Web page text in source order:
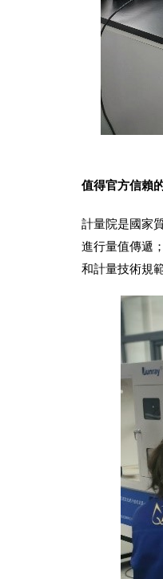
值得官方信賴
計量院是國家
進行量值傳遞
和計量技術規